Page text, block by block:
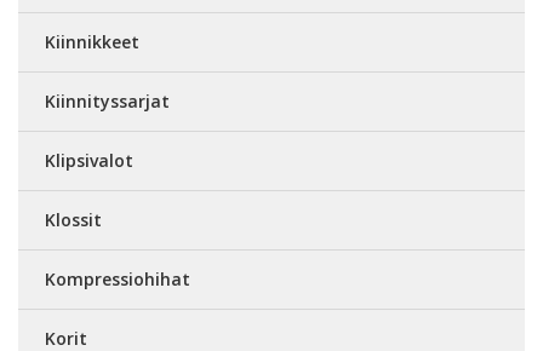
Kiinnikkeet
Kiinnityssarjat
Klipsivalot
Klossit
Kompressiohihat
Korit